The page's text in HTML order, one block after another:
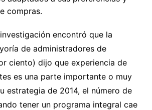
compras.
encontró que la
de administradores de
ciento) dijo que experiencia de
es una parte importante o muy
estrategia de 2014, el número de
tener un programa integral cae